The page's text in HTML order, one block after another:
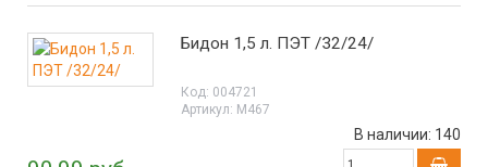
Бидон 1,5 л. ПЭТ /32/24/
Код: 004721
Артикул: М467
В наличии: 140